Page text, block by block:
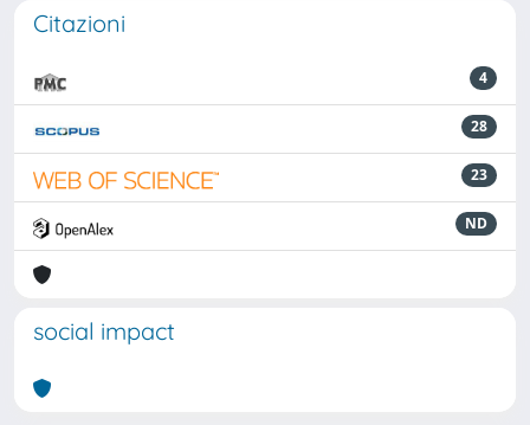
Citazioni
4
28
23
ND
social impact